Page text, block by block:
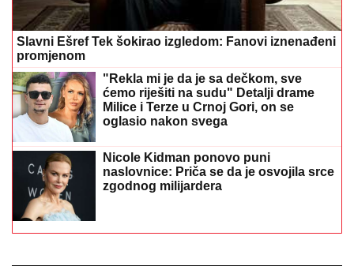
Slavni Ešref Tek šokirao izgledom: Fanovi iznenađeni
promjenom
"Rekla mi je da je sa dečkom, sve
ćemo riješiti na sudu" Detalji drame
Milice i Terze u Crnoj Gori, on se
oglasio nakon svega
Nicole Kidman ponovo puni
naslovnice: Priča se da je osvojila srce
zgodnog milijardera